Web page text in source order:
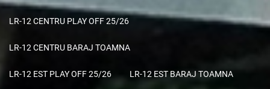
LR-12 CENTRU PLAY OFF 25/26
LR-12 CENTRU BARAJ TOAMNA
LR-12 EST PLAY OFF 25/26 LR-12 EST BARAJ TOAMNA